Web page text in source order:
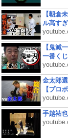
【朝倉
ル高す
【鬼滅
一番く
金太郎
【プロ
手越祐